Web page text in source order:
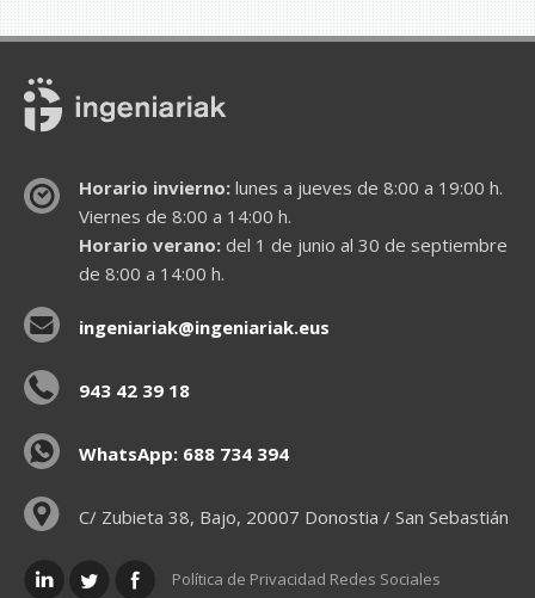
Horario invierno:lunes a jueves de 8:00 a 19:00 h.
Viernes de 8:00 a 14:00 h.
Horario verano:del 1 de junio al 30 de septiembre
de 8:00 a 14:00 h.
ingeniariak@ingeniariak.eus
943 42 39 18
WhatsApp: 688 734 394
C/ Zubieta 38, Bajo, 20007 Donostia / San Sebastián
Política de Privacidad Redes Sociales